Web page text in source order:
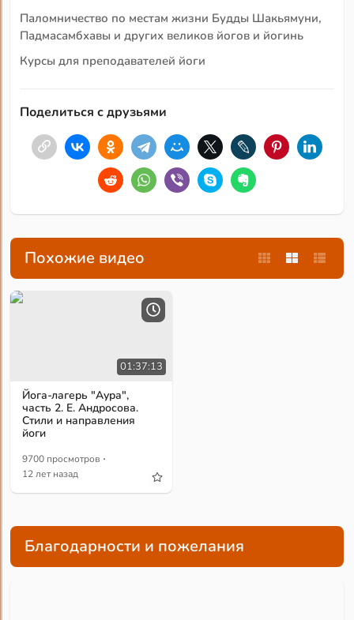
Паломничество по местам жизни Будды Шакьямуни,
Падмасамбхавы и других великов йогов и йогинь
Курсы для преподавателей йоги
Поделиться с друзьями
Похожие видео
01:37:13
Йога-лагерь "Аура",
часть 2. Е. Андросова.
Стили и направления
йоги
9700 просмотров ·
12 лет назад
Благодарности и пожелания